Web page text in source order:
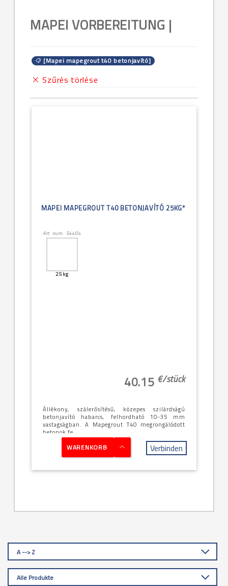
MAPEI VORBEREITUNG |
[Mapei mapegrout t40 betonjavító]
Szűrés törlése
MAPEI MAPEGROUT T40 BETONJAVÍTÓ 25KG*
Art. num.: 54404
25kg
40.15 €/stück
Állékony, szálerősítésű, közepes szilárdságú
betonjavító habarcs, felhordható 10-35 mm
vastagságban. A Mapegrout T40 megrongálódott
betonok fe...
WARENKORB Verbinden
A --> Z
Alle Produkte